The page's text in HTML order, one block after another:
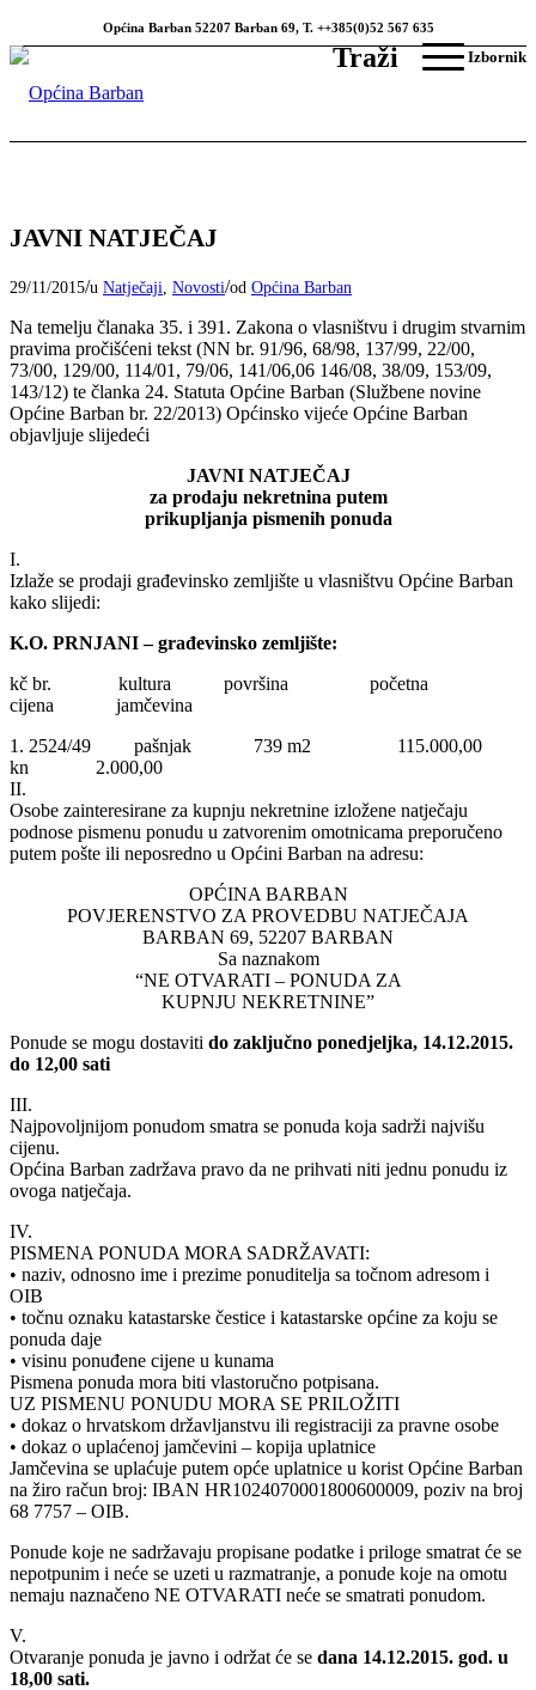
Općina Barban 52207 Barban 69, T. ++385(0)52 567 635
Traži Izbornik
JAVNI NATJEČAJ
29/11/2015/u Natječaji Novosti/od Općina Barban
Na temelju članaka 35. i 391. Zakona o vlasništvu i drugim stvarnim
pravima pročišćeni tekst (NN br. 91/96, 68/98, 137/99, 22/00,
73/00, 129/00, 114/01, 79/06, 141/06,06 146/08, 38/09, 153/09,
143/12) te članka 24. Statuta Općine Barban (Službene novine
Općine Barban br. 22/2013) Općinsko vijeće Općine Barban
objavljuje slijedeći
JAVNI NATJEČAJ
za prodaju nekretnina putem
prikupljanja pismenih ponuda
I.
Izlaže se prodaji građevinsko zemljište u vlasništvu Općine Barban
kako slijedi:
K.O. PRNJANI – građevinsko zemljište:
kč br. kultura površina početna
cijena jamčevina
1. 2524/49 pašnjak 739 m2 115.000,00
kn 2.000,00
II.
Osobe zainteresirane za kupnju nekretnine izložene natječaju
podnose pismenu ponudu u zatvorenim omotnicama preporučeno
putem pošte ili neposredno u Općini Barban na adresu:
OPĆINA BARBAN
POVJERENSTVO ZA PROVEDBU NATJEČAJA
BARBAN 69, 52207 BARBAN
Sa naznakom
“NE OTVARATI – PONUDA ZA
KUPNJU NEKRETNINE”
Ponude se mogu dostaviti do zaključno ponedjeljka, 14.12.2015.
do 12,00 sati
III.
Najpovoljnijom ponudom smatra se ponuda koja sadrži najvišu
cijenu.
Općina Barban zadržava pravo da ne prihvati niti jednu ponudu iz
ovoga natječaja.
IV.
PISMENA PONUDA MORA SADRŽAVATI:
• naziv, odnosno ime i prezime ponuditelja sa točnom adresom i
OIB
• točnu oznaku katastarske čestice i katastarske općine za koju se
ponuda daje
• visinu ponuđene cijene u kunama
Pismena ponuda mora biti vlastoručno potpisana.
UZ PISMENU PONUDU MORA SE PRILOŽITI
• dokaz o hrvatskom državljanstvu ili registraciji za pravne osobe
• dokaz o uplaćenoj jamčevini – kopija uplatnice
Jamčevina se uplaćuje putem opće uplatnice u korist Općine Barban
na žiro račun broj: IBAN HR1024070001800600009, poziv na broj
68 7757 – OIB.
Ponude koje ne sadržavaju propisane podatke i priloge smatrat će se
nepotpunim i neće se uzeti u razmatranje, a ponude koje na omotu
nemaju naznačeno NE OTVARATI neće se smatrati ponudom.
V.
Otvaranje ponuda je javno i održat će se dana 14.12.2015. god. u
18,00 sati.